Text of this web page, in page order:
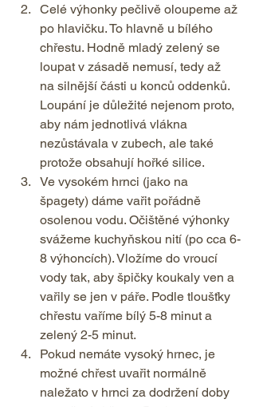
Celé výhonky pečlivě oloupeme až
po hlavičku. To hlavně u bílého
chřestu. Hodně mladý zelený se
loupat v zásadě nemusí, tedy až
na silnější části u konců oddenků.
Loupání je důležité nejenom proto,
aby nám jednotlivá vlákna
nezůstávala v zubech, ale také
protože obsahují hořké silice.
Ve vysokém hrnci (jako na
špagety) dáme vařit pořádně
osolenou vodu. Očištěné výhonky
svážeme kuchyňskou nití (po cca 6-
8 výhoncích). Vložíme do vroucí
vody tak, aby špičky koukaly ven a
vařily se jen v páře. Podle tloušťky
chřestu vaříme bílý 5-8 minut a
zelený 2-5 minut.
Pokud nemáte vysoký hrnec, je
možné chřest uvařit normálně
naležato v hrnci za dodržení doby